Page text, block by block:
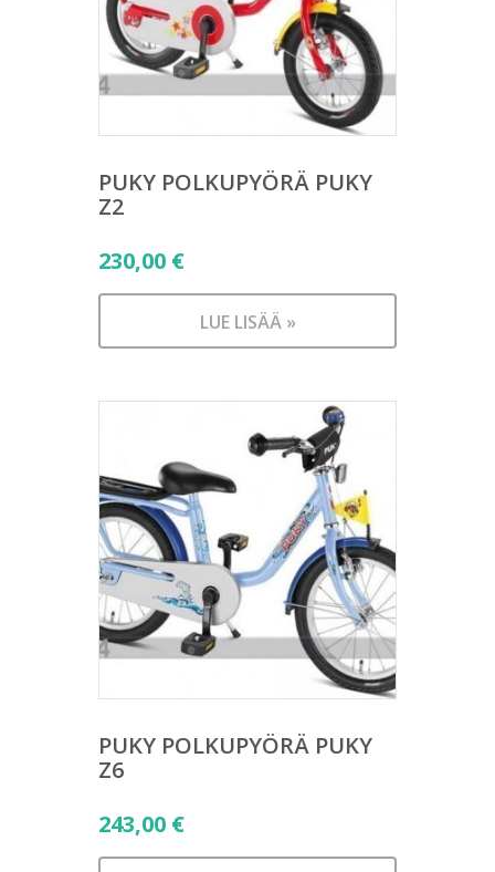
PUKY POLKUPYÖRÄ PUKY
Z2
230,00 €
LUE LISÄÄ »
PUKY POLKUPYÖRÄ PUKY
Z6
243,00 €